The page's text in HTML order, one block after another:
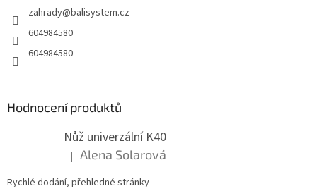
zahrady@balisystem.cz
604984580
604984580
Hodnocení produktů
Nůž univerzální K40
Hodnocení produktu je 5 z 5 hvězdiček.
| Alena Solarová
Rychlé dodání, přehledné stránky